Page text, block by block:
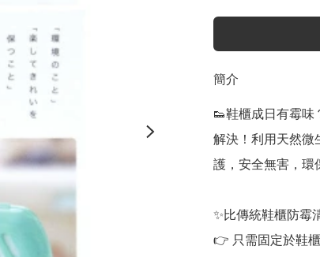
簡介
👟鞋櫃成日有霉味
解決！利用天然微
護，安全無害，環
✨比傳統鞋櫃防霉
👉 只需固定於鞋